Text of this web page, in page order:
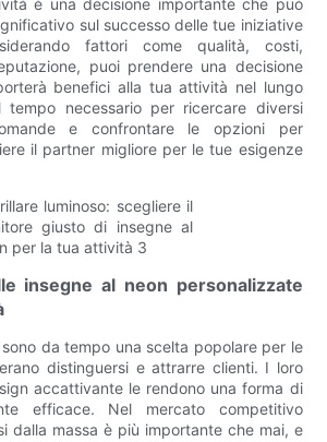
sul successo delle tue iniziative
fattori come qualità, costi,
puoi prendere una decisione
benefici alla tua attività nel lungo
​​tempo necessario per ricercare diversi
e confrontare le opzioni per
il partner migliore per le tue esigenze
insegne al neon personalizzate
da tempo una scelta popolare per le
distinguersi e attrarre clienti. I loro
accattivante le rendono una forma di
efficace. Nel mercato competitivo
dalla massa è più importante che mai, e